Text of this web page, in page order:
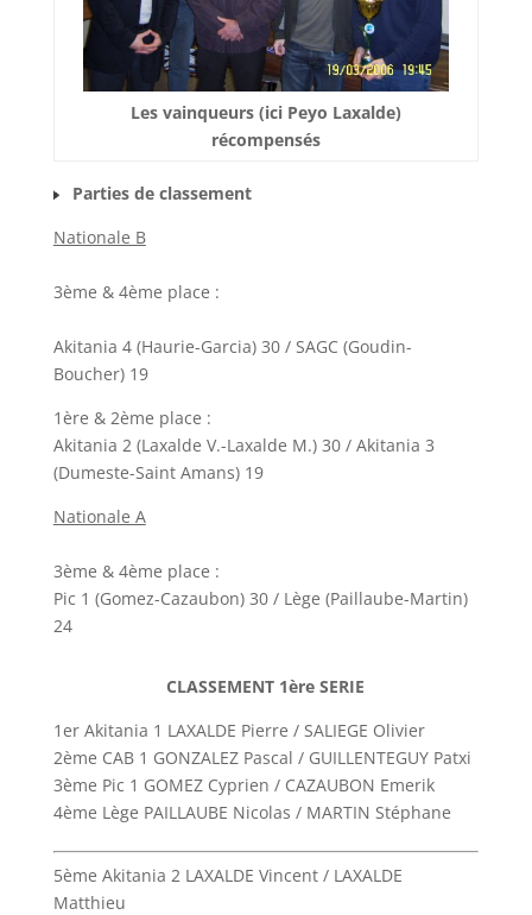
Les vainqueurs (ici Peyo Laxalde)
récompensés
Parties de classement
Nationale B
3ème & 4ème place :
Akitania 4 (Haurie-Garcia) 30 / SAGC (Goudin-
Boucher) 19
1ère & 2ème place :
Akitania 2 (Laxalde V.-Laxalde M.) 30 / Akitania 3
(Dumeste-Saint Amans) 19
Nationale A
3ème & 4ème place :
Pic 1 (Gomez-Cazaubon) 30 / Lège (Paillaube-Martin)
24
CLASSEMENT 1ère SERIE
1er Akitania 1 LAXALDE Pierre / SALIEGE Olivier
2ème CAB 1 GONZALEZ Pascal / GUILLENTEGUY Patxi
3ème Pic 1 GOMEZ Cyprien / CAZAUBON Emerik
4ème Lège PAILLAUBE Nicolas / MARTIN Stéphane
5ème Akitania 2 LAXALDE Vincent / LAXALDE
Matthieu